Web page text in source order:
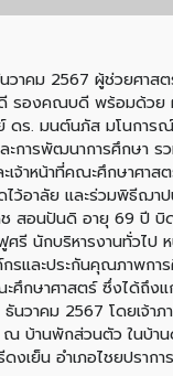
วาคม 2567 ผู้ช่วยศาสต
รองคณบดี พร้อมด้วย
ดร. มนต์นภัส มโนการ
ะการพัฒนาการศึกษา ร
เจ้าหน้าที่คณะศึกษาศาส
ไว้อาลัย และร่วมพิธีฌ
สอนปันดิ อายุ 69 ปี บิ
รี นักบริหารงานทั่วไป
และประกันคุณภาพกา
ศึกษาศาสตร์ ซึ่งได้ถึงแ
นวาคม 2567 โดยเจ้า
บ้านพักส่วนตัว ในบ้า
งเย็น อำเภอไชยปราก